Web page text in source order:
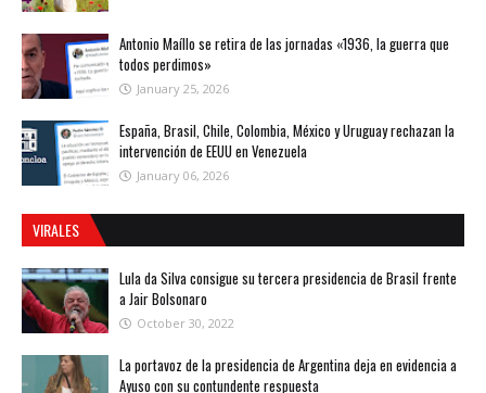
Antonio Maíllo se retira de las jornadas «1936, la guerra que
todos perdimos»
January 25, 2026
España, Brasil, Chile, Colombia, México y Uruguay rechazan la
intervención de EEUU en Venezuela
January 06, 2026
VIRALES
Lula da Silva consigue su tercera presidencia de Brasil frente
a Jair Bolsonaro
October 30, 2022
La portavoz de la presidencia de Argentina deja en evidencia a
Ayuso con su contundente respuesta